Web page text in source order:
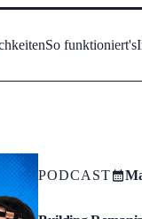
So funktioniert's
PODCAST